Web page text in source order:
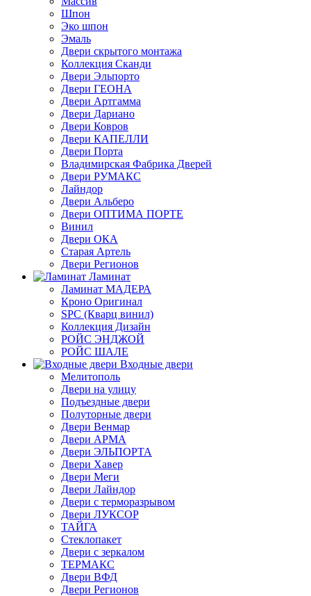
Шпон
Эко шпон
Эмаль
Двери скрытого монтажа
Коллекция Сканди
Двери Эльпорто
Двери ГЕОНА
Двери Артгамма
Двери Дариано
Двери Ковров
Двери КАПЕЛЛИ
Двери Порта
Владимирская Фабрика Дверей
Двери РУМАКС
Лайндор
Двери Альберо
Двери ОПТИМА ПОРТЕ
Винил
Двери ОКА
Старая Артель
Двери Регионов
Ламинат
Ламинат МАДЕРА
Кроно Оригинал
SPC (Кварц винил)
Коллекция Дизайн
РОЙС ЭНДЖОЙ
РОЙС ШАЛЕ
Входные двери
Мелитополь
Двери на улицу
Подъездные двери
Полуторные двери
Двери Венмар
Двери АРМА
Двери ЭЛЬПОРТА
Двери Хавер
Двери Меги
Двери Лайндор
Двери с терморазрывом
Двери ЛУКСОР
ТАЙГА
Стеклопакет
Двери с зеркалом
ТЕРМАКС
Двери ВФД
Двери Регионов